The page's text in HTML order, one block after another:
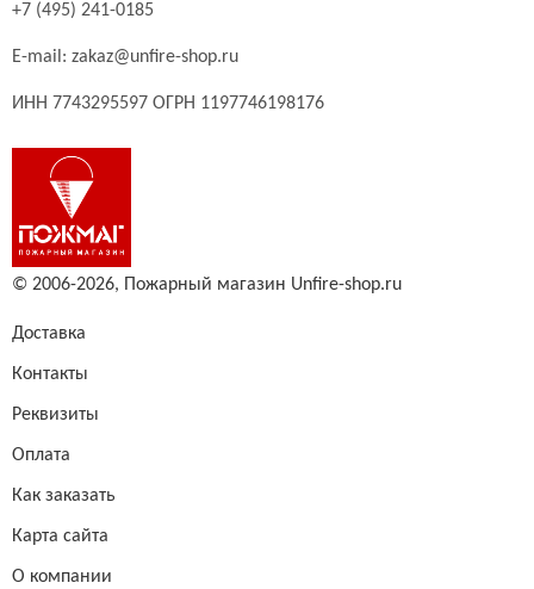
+7 (495) 241-0185
E-mail: zakaz@unfire-shop.ru
ИНН 7743295597 ОГРН 1197746198176
© 2006-2026, Пожарный магазин Unfire-shop.ru
Доставка
Контакты
Реквизиты
Оплата
Как заказать
Карта сайта
О компании